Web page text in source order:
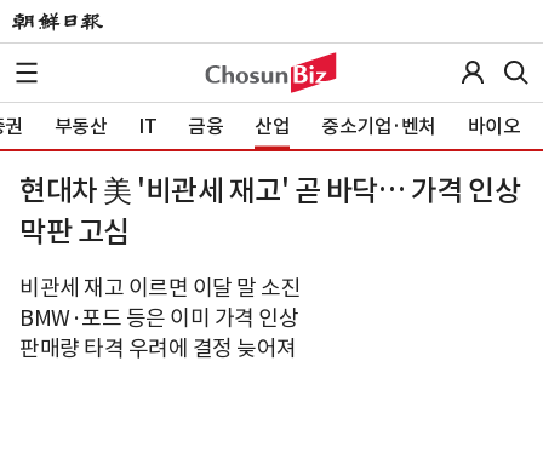
부동산 IT 금융 산업 중소기업·벤처 바이오
현대차 美 '비관세 재고' 곧 바닥… 가격 인상
막판 고심
비관세 재고 이르면 이달 말 소진
BMW·포드 등은 이미 가격 인상
판매량 타격 우려에 결정 늦어져